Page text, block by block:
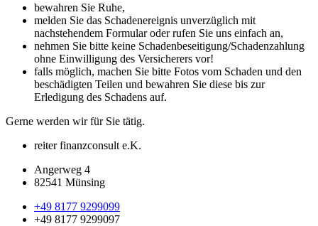
bewahren Sie Ruhe,
melden Sie das Schadenereignis unverzüglich mit
nachstehendem Formular oder rufen Sie uns einfach an,
nehmen Sie bitte keine Schadenbeseitigung/Schadenzahlung
ohne Einwilligung des Versicherers vor!
falls möglich, machen Sie bitte Fotos vom Schaden und den
beschädigten Teilen und bewahren Sie diese bis zur
Erledigung des Schadens auf.
Gerne werden wir für Sie tätig.
reiter finanzconsult e.K.
Angerweg 4
82541 Münsing
+49 8177 9299099
+49 8177 9299097